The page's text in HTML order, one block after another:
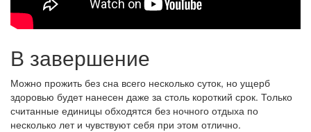
В завершение
Можно прожить без сна всего несколько суток, но ущерб
здоровью будет нанесен даже за столь короткий срок. Только
считанные единицы обходятся без ночного отдыха по
несколько лет и чувствуют себя при этом отлично.